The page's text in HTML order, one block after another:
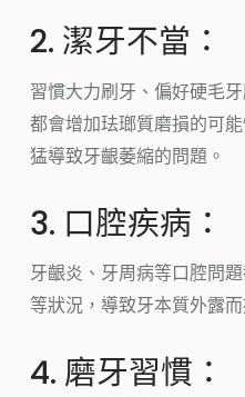
2. 潔牙不當：
習慣大力刷牙、偏好硬毛
都會增加珐瑯質磨損的可
猛導致牙齦萎縮的問題。
3. 口腔疾病：
牙齦炎、牙周病等口腔問
等狀況，導致牙本質外露
4. 磨牙習慣：